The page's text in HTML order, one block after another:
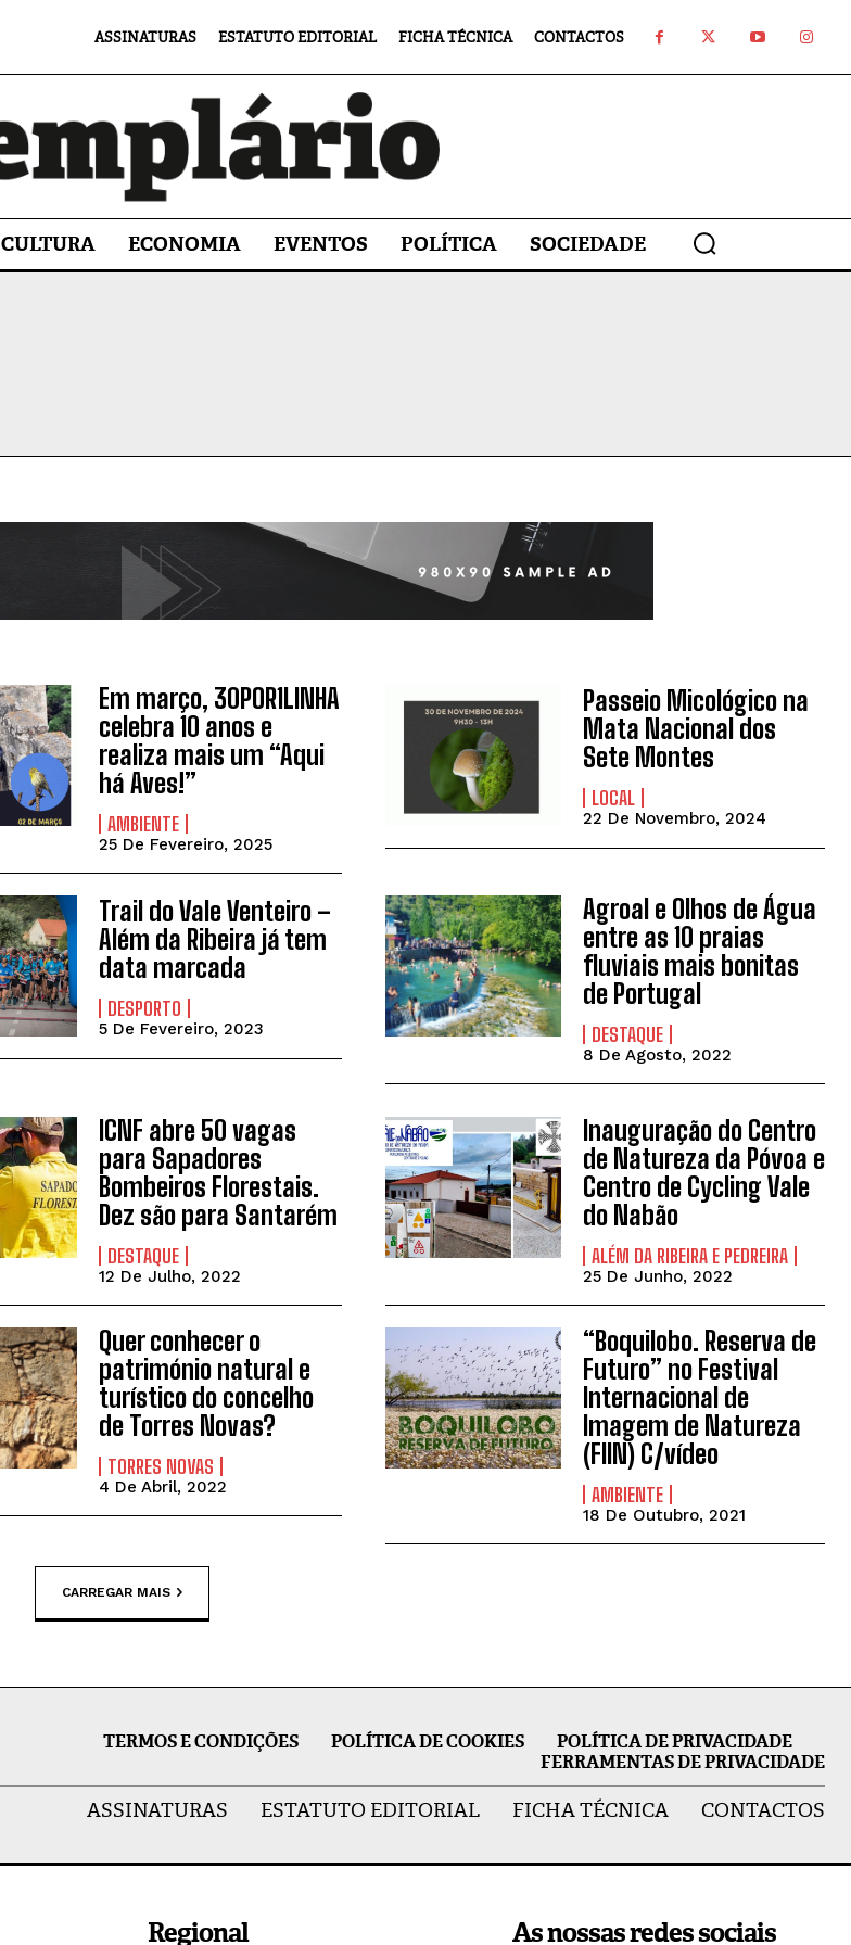
ASSINATURAS ESTATUTO EDITORIAL FICHA TÉCNICA CONTACTOS
CULTURA ECONOMIA EVENTOS POLÍTICA SOCIEDADE
Em março, 30POR1LINHA
celebra 10 anos e
realiza mais um “Aqui
há Aves!”
AMBIENTE
25 De Fevereiro, 2025
Passeio Micológico na
Mata Nacional dos
Sete Montes
LOCAL
22 De Novembro, 2024
Trail do Vale Venteiro –
Além da Ribeira já tem
data marcada
DESPORTO
5 De Fevereiro, 2023
Agroal e Olhos de Água
entre as 10 praias
fluviais mais bonitas
de Portugal
DESTAQUE
8 De Agosto, 2022
ICNF abre 50 vagas
para Sapadores
Bombeiros Florestais.
Dez são para Santarém
DESTAQUE
12 De Julho, 2022
Inauguração do Centro
de Natureza da Póvoa e
Centro de Cycling Vale
do Nabão
ALÉM DA RIBEIRA E PEDREIRA
25 De Junho, 2022
Quer conhecer o
património natural e
turístico do concelho
de Torres Novas?
TORRES NOVAS
4 De Abril, 2022
“Boquilobo. Reserva de
Futuro” no Festival
Internacional de
Imagem de Natureza
(FIIN) C/vídeo
AMBIENTE
18 De Outubro, 2021
CARREGAR MAIS
TERMOS E CONDIÇÕES POLÍTICA DE COOKIES
POLÍTICA DE PRIVACIDADE
FERRAMENTAS DE PRIVACIDADE
ASSINATURAS ESTATUTO EDITORIAL FICHA TÉCNICA CONTACTOS
Regional As nossas redes sociais